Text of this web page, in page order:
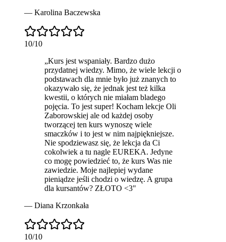
— Karolina Baczewska
10/10
„Kurs jest wspaniały. Bardzo dużo
przydatnej wiedzy. Mimo, że wiele lekcji o
podstawach dla mnie było już znanych to
okazywało się, że jednak jest też kilka
kwestii, o których nie miałam bladego
pojęcia. To jest super! Kocham lekcje Oli
Zaborowskiej ale od każdej osoby
tworzącej ten kurs wynoszę wiele
smaczków i to jest w nim najpiękniejsze.
Nie spodziewasz się, że lekcja da Ci
cokolwiek a tu nagle EUREKA. Jedyne
co mogę powiedzieć to, że kurs Was nie
zawiedzie. Moje najlepiej wydane
pieniądze jeśli chodzi o wiedzę. A grupa
dla kursantów? ZŁOTO <3"
— Diana Krzonkała
10/10